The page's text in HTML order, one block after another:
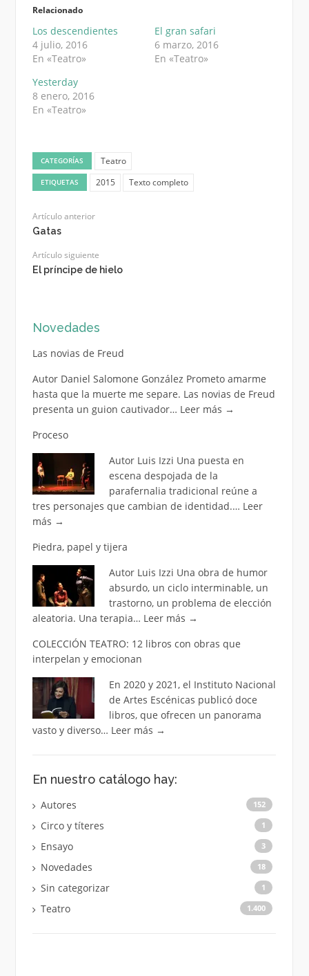
Relacionado
Los descendientes
4 julio, 2016
En «Teatro»
El gran safari
6 marzo, 2016
En «Teatro»
Yesterday
8 enero, 2016
En «Teatro»
CATEGORÍAS Teatro
ETIQUETAS 2015 Texto completo
Artículo anterior
Gatas
Artículo siguiente
El príncipe de hielo
Novedades
Las novias de Freud
Autor Daniel Salomone González Prometo amarme
hasta que la muerte me separe. Las novias de Freud
presenta un guion cautivador… Leer más →
Proceso
Autor Luis Izzi Una puesta en
escena despojada de la
parafernalia tradicional reúne a
tres personajes que cambian de identidad.… Leer
más →
Piedra, papel y tijera
Autor Luis Izzi Una obra de humor
absurdo, un ciclo interminable, un
trastorno, un problema de elección
aleatoria. Una terapia… Leer más →
COLECCIÓN TEATRO: 12 libros con obras que
interpelan y emocionan
En 2020 y 2021, el Instituto Nacional
de Artes Escénicas publicó doce
libros, que ofrecen un panorama
vasto y diverso… Leer más →
En nuestro catálogo hay:
Autores 152
Circo y títeres 1
Ensayo 3
Novedades 18
Sin categorizar 1
Teatro 1.400